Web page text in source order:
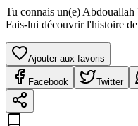
Tu connais un(e) Abdouallah
Fais-lui découvrir l'histoire
Ajouter aux favoris
Facebook Twitter